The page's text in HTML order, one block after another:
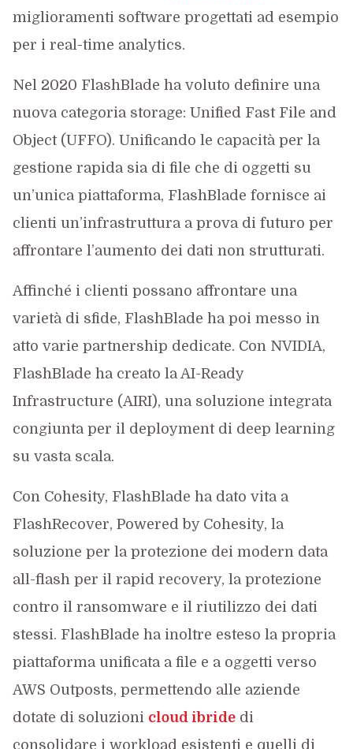
miglioramenti software progettati ad esempio
per i real-time analytics.
Nel 2020 FlashBlade ha voluto definire una
nuova categoria storage: Unified Fast File and
Object (UFFO). Unificando le capacità per la
gestione rapida sia di file che di oggetti su
un’unica piattaforma, FlashBlade fornisce ai
clienti un’infrastruttura a prova di futuro per
affrontare l’aumento dei dati non strutturati.
Affinché i clienti possano affrontare una
varietà di sfide, FlashBlade ha poi messo in
atto varie partnership dedicate. Con NVIDIA,
FlashBlade ha creato la AI-Ready
Infrastructure (AIRI), una soluzione integrata
congiunta per il deployment di deep learning
su vasta scala.
Con Cohesity, FlashBlade ha dato vita a
FlashRecover, Powered by Cohesity, la
soluzione per la protezione dei modern data
all-flash per il rapid recovery, la protezione
contro il ransomware e il riutilizzo dei dati
stessi. FlashBlade ha inoltre esteso la propria
piattaforma unificata a file e a oggetti verso
AWS Outposts, permettendo alle aziende
dotate di soluzioni cloud ibridedi
consolidare i workload esistenti e quelli di